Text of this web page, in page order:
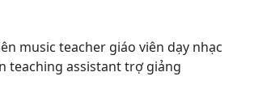
music teacher giáo viên dạy nhạc
teaching assistant trợ giảng